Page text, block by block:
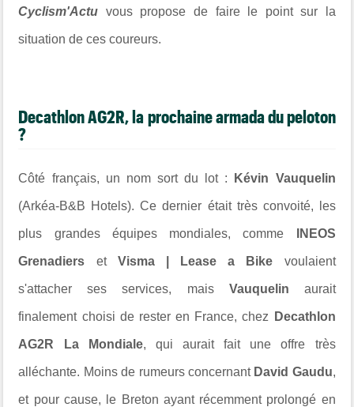
Cyclism'Actu vous propose de faire le point sur la
situation de ces coureurs.
Decathlon AG2R, la prochaine armada du peloton
?
Côté français, un nom sort du lot : Kévin Vauquelin
(Arkéa-B&B Hotels). Ce dernier était très convoité, les
plus grandes équipes mondiales, comme INEOS
Grenadiers et Visma | Lease a Bike voulaient
s'attacher ses services, mais Vauquelin aurait
finalement choisi de rester en France, chez Decathlon
AG2R La Mondiale, qui aurait fait une offre très
alléchante. Moins de rumeurs concernant David Gaudu,
et pour cause, le Breton ayant récemment prolongé en